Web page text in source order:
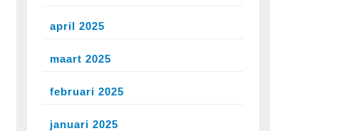
april 2025
maart 2025
februari 2025
januari 2025